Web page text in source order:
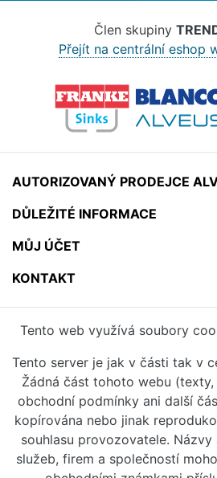
Člen skupiny
Přejít na centrální eshop
AUTORIZOVANÝ PRODEJCE
DŮLEŽITÉ INFORMACE
MŮJ ÚČET
KONTAKT
Tento web využívá soubory
Tento server je jak v části tak v
Žádná část tohoto webu
obchodní podmínky ani další
kopírována nebo jinak
souhlasu provozovatele.
služeb, firem a společností